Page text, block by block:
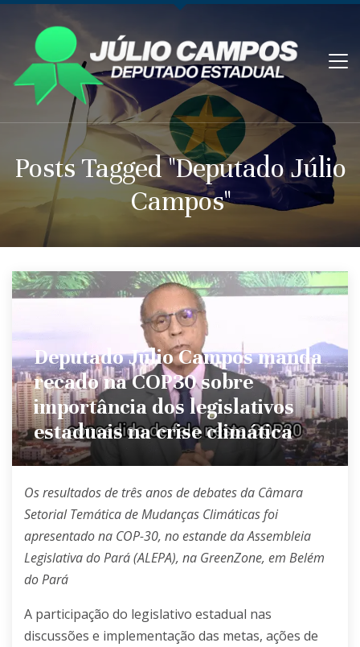
Posts Tagged "Deputado Júlio
Campos"
Deputado Júlio Campos manda
recado na COP30 sobre
importância dos legislativos
estaduais na crise climática
Os resultados de três anos de debates da Câmara
Setorial Temática de Mudanças Climáticas foi
apresentado na COP-30, no estande da Assembleia
Legislativa do Pará (ALEPA), na GreenZone, em Belém
do Pará
A participação do legislativo estadual nas
discussões e implementação das metas, ações de